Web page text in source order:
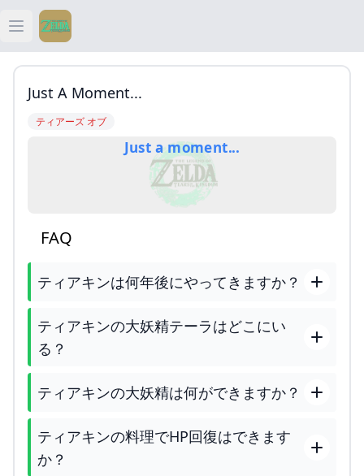
Open main menu
ティアキン
ティアキン 武器
ティアキン 攻略
Just A Moment...
ティアーズ オブ
Just a moment...
FAQ
ティアキンは何年後にやってきますか？
ティアキンの大妖精テーラはどこにい
る？
ティアキンの大妖精は何ができますか？
ティアキンの料理でHP回復はできます
か？